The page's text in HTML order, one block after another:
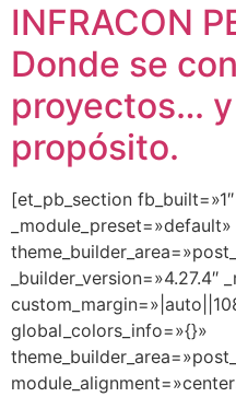
INFRACON
Donde se
proyectos…
propósito.
[et_pb_section
global_colors_info=»{}»